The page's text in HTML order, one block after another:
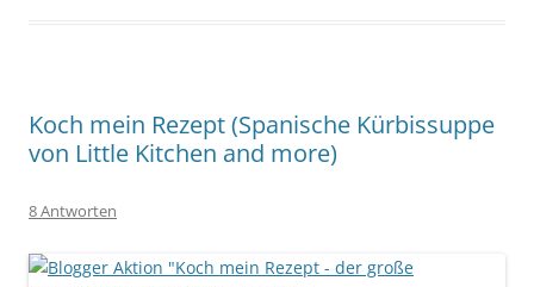
Koch mein Rezept (Spanische Kürbissuppe
von Little Kitchen and more)
8 Antworten